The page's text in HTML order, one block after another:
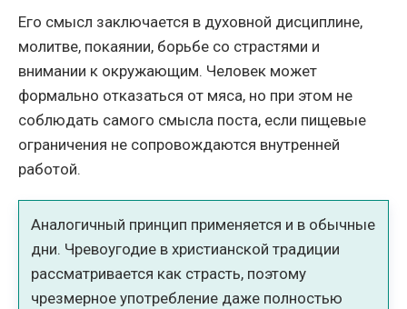
Его смысл заключается в духовной дисциплине,
молитве, покаянии, борьбе со страстями и
внимании к окружающим. Человек может
формально отказаться от мяса, но при этом не
соблюдать самого смысла поста, если пищевые
ограничения не сопровождаются внутренней
работой.
Аналогичный принцип применяется и в обычные
дни. Чревоугодие в христианской традиции
рассматривается как страсть, поэтому
чрезмерное употребление даже полностью